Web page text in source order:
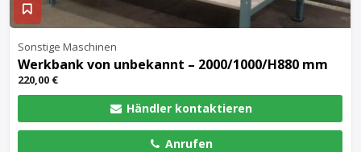
Sonstige Maschinen
Werkbankvon unbekannt – 2000/1000/H880 mm
220,00 €
Händler kontaktieren
Anrufen